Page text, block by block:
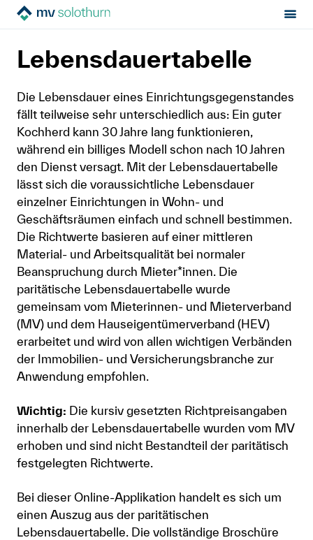
Hilfe von Fachleuten
Politik & Positionen
Über uns
Kontakt
Newsletter
Mitglied werden
Anmelden
Shop
Lebensdauertabelle
Lebensdauertabelle
Die Lebensdauer eines Einrichtungsgegenstandes
fällt teilweise sehr unterschiedlich aus: Ein guter
Kochherd kann 30 Jahre lang funktionieren,
während ein billiges Modell schon nach 10 Jahren
den Dienst versagt. Mit der Lebensdauertabelle
lässt sich die voraussichtliche Lebensdauer
einzelner Einrichtungen in Wohn- und
Geschäftsräumen einfach und schnell bestimmen.
Die Richtwerte basieren auf einer mittleren
Material- und Arbeitsqualität bei normaler
Beanspruchung durch Mieter*innen. Die
paritätische Lebensdauertabelle wurde
gemeinsam vom Mieterinnen- und Mieterverband
(MV) und dem Hauseigentümerverband (HEV)
erarbeitet und wird von allen wichtigen Verbänden
der Immobilien- und Versicherungsbranche zur
Anwendung empfohlen.
Wichtig: Die kursiv gesetzten Richtpreisangaben
innerhalb der Lebensdauertabelle wurden vom MV
erhoben und sind nicht Bestandteil der paritätisch
festgelegten Richtwerte.
Bei dieser Online-Applikation handelt es sich um
einen Auszug aus der paritätischen
Lebensdauertabelle. Die vollständige Broschüre